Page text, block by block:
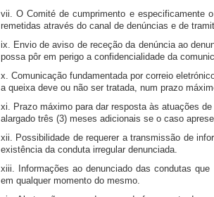
vii. O Comité de cumprimento e especificamente
remetidas através do canal de denúncias e de
ix. Envio de aviso de receção da denúncia ao
possa pôr em perigo a confidencialidade da
x. Comunicação fundamentada por correio
a queixa deve ou não ser tratada, num prazo
xi. Prazo máximo para dar resposta às atuações
alargado três (3) meses adicionais se o caso
xii. Possibilidade de requerer a transmissão de
existência da conduta irregular denunciada.
xiii. Informações ao denunciado das condutas
em qualquer momento do mesmo.